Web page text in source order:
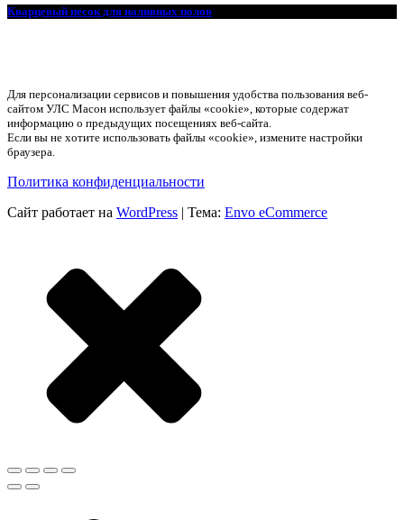
Кварцевый песок для наливных полов
Для персонализации сервисов и повышения удобства пользования веб-
сайтом УЛС Масон использует файлы «cookie», которые содержат
информацию о предыдущих посещениях веб-сайта.
Если вы не хотите использовать файлы «cookie», измените настройки
браузера.
Политика конфиденциальности
Сайт работает на WordPress | Тема: Envo eCommerce